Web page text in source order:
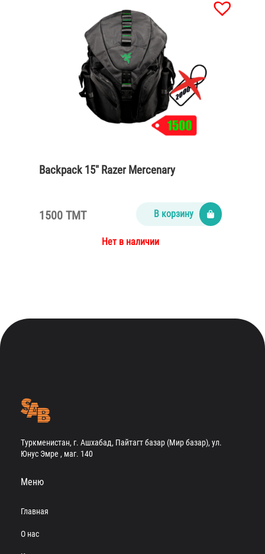
Backpack 15″ Razer Mercenary
1500 TMT В корзину
Нет в наличии
Туркменистан, г. Ашхабад, Пайтагт базар (Мир базар), ул.
Юнус Эмре , маг. 140
Меню
Главная
О нас